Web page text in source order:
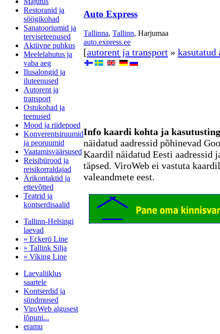
Restoranid ja
söögikohad
Sanatooriumid ja
terviseteenused
Aktiivne puhkus
Meelelahutus ja
vaba aeg
Ilusalongid ja
iluteenused
Autorent ja
transport
Ostukohad ja
teenused
Mood ja riidepoed
Konverentsiruumid
ja peoruumid
Vaatamisväärsused
Reisibürood ja
reisikorraldajad
Ärikontaktid ja
ettevõtted
Teatrid ja
kontserdisaalid
Tallinn-Helsingi
laevad
» Eckerö Line
» Tallink Silja
» Viking Line
Laevaliiklus
saartele
Kontserdid ja
sündmused
ViroWeb algusest
lõpuni...
eramu
Auto Express
Tallinna, Tallinn, Harjumaa
auto.express.ee
[autorent ja transport » kasutatud
Info kaardi kohta ja
näidatud aadressid põhinevad
Kaardil näidatud Eesti aadressid
täpsed. ViroWeb ei vastuta
valeandmete eest.